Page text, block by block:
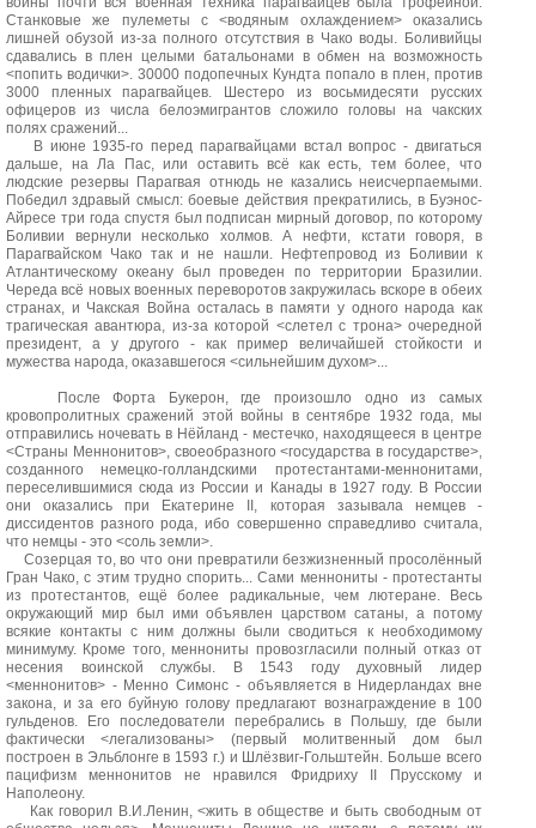
Станковые же пулеметы с <водяным охлаждением> оказались
лишней обузой из-за полного отсутствия в Чако воды. Боливийцы
сдавались в плен целыми батальонами в обмен на возможность
<попить водички>. 30000 подопечных Кундта попало в плен, против
3000 пленных парагвайцев. Шестеро из восьмидесяти русских
офицеров из числа белоэмигрантов сложило головы на чакских
полях сражений...
В июне 1935-го перед парагвайцами встал вопрос - двигаться
дальше, на Ла Пас, или оставить всё как есть, тем более, что
людские резервы Парагвая отнюдь не казались неисчерпаемыми.
Победил здравый смысл: боевые действия прекратились, в Буэнос-
Айресе три года спустя был подписан мирный договор, по которому
Боливии вернули несколько холмов. А нефти, кстати говоря, в
Парагвайском Чако так и не нашли. Нефтепровод из Боливии к
Атлантическому океану был проведен по территории Бразилии.
Череда всё новых военных переворотов закружилась вскоре в обеих
странах, и Чакская Война осталась в памяти у одного народа как
трагическая авантюра, из-за которой <слетел с трона> очередной
президент, а у другого - как пример величайшей стойкости и
мужества народа, оказавшегося <сильнейшим духом>...
После Форта Букерон, где произошло одно из самых
кровопролитных сражений этой войны в сентябре 1932 года, мы
отправились ночевать в Нёйланд - местечко, находящееся в центре
<Страны Меннонитов>, своеобразного <государства в государстве>,
созданного немецко-голландскими протестантами-меннонитами,
переселившимися сюда из России и Канады в 1927 году. В России
они оказались при Екатерине II, которая зазывала немцев -
диссидентов разного рода, ибо совершенно справедливо считала,
что немцы - это <соль земли>.
Созерцая то, во что они превратили безжизненный просолённый
Гран Чако, с этим трудно спорить... Сами меннониты - протестанты
из протестантов, ещё более радикальные, чем лютеране. Весь
окружающий мир был ими объявлен царством сатаны, а потому
всякие контакты с ним должны были сводиться к необходимому
минимуму. Кроме того, меннониты провозгласили полный отказ от
несения воинской службы. В 1543 году духовный лидер
<меннонитов> - Менно Симонс - объявляется в Нидерландах вне
закона, и за его буйную голову предлагают вознаграждение в 100
гульденов. Его последователи перебрались в Польшу, где были
фактически <легализованы> (первый молитвенный дом был
построен в Эльблонге в 1593 г.) и Шлёзвиг-Гольштейн. Больше всего
пацифизм меннонитов не нравился Фридриху II Прусскому и
Наполеону.
Как говорил В.И.Ленин, <жить в обществе и быть свободным от